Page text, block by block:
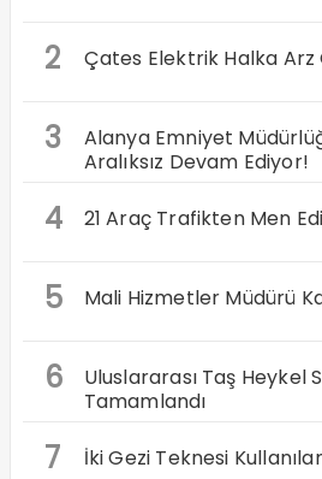
2 Çates Elektrik Halka Arz
3
Alanya Emniyet
Aralıksız Devam Ediyor!
4 21 Araç Trafikten Men
5 Mali Hizmetler Müdürü
6
Uluslararası Taş Heykel
Tamamlandı
7 İki Gezi Teknesi